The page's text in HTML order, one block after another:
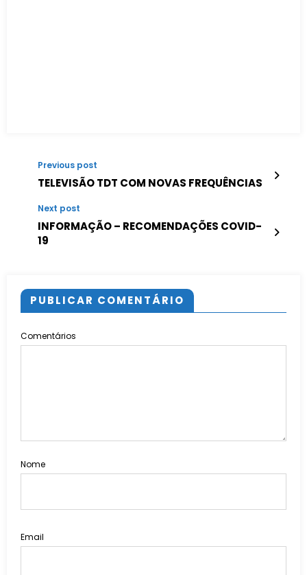
Previous post
TELEVISÃO TDT COM NOVAS FREQUÊNCIAS
Next post
INFORMAÇÃO – RECOMENDAÇÕES COVID-
19
PUBLICAR COMENTÁRIO
Comentários
Nome
Email